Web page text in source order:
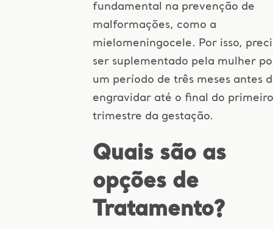
fundamental na prevenção de
malformações, como a
mielomeningocele. Por isso,
ser suplementado pela mulher
um período de três meses antes
engravidar até o final do primeiro
trimestre da gestação.
Quais são as
opções de
Tratamento?